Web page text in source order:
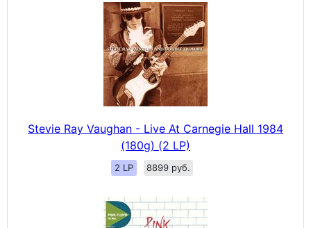
Stevie Ray Vaughan - Live At Carnegie Hall 1984
(180g) (2 LP)
2 LP 8899 руб.